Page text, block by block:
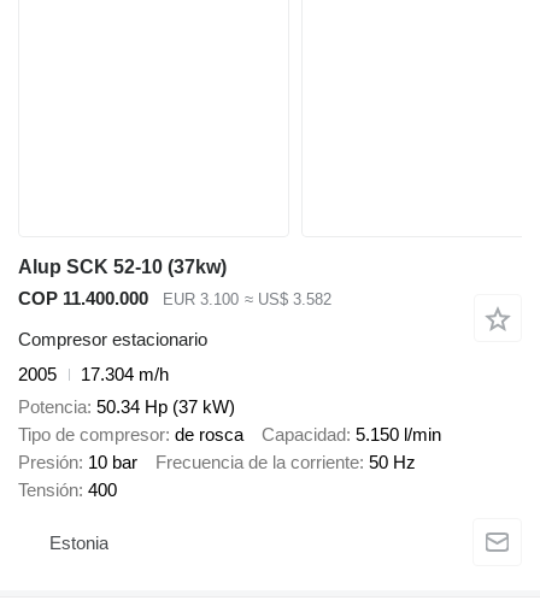
Alup SCK 52-10 (37kw)
COP 11.400.000
EUR 3.100 ≈ US$ 3.582
Compresor estacionario
2005
17.304 m/h
Potencia 50.34 Hp (37 kW)
Tipo de compresor de rosca Capacidad 5.150 l/min
Presión 10 bar Frecuencia de la corriente 50 Hz
Tensión 400
Estonia